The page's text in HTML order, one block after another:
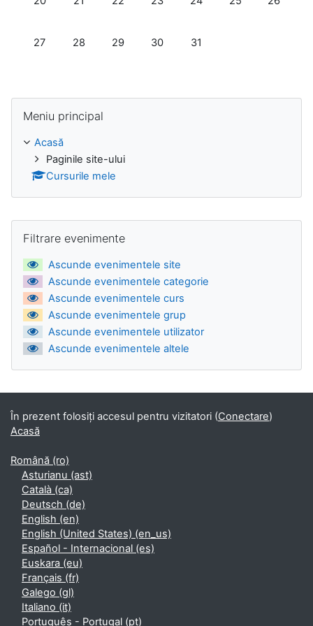
Nu sunt evenimente, luni, 27 iulie
27 Nu sunt evenimente, marți, 28 iulie
28 Nu sunt evenimente, miercuri, 29 iulie
29 Nu sunt evenimente, joi, 30 iulie
30 Nu sunt evenimente,
31
Meniu principal
Acasă
Paginile site-ului
Cursurile mele
Filtrare evenimente
Ascunde evenimentele site
Ascunde evenimentele categorie
Ascunde evenimentele curs
Ascunde evenimentele grup
Ascunde evenimentele utilizator
Ascunde evenimentele altele
În prezent folosiți accesul pentru vizitatori (Conectare)
Acasă
Română ‎(ro)‎
Asturianu ‎(ast)‎
Català ‎(ca)‎
Deutsch ‎(de)‎
English ‎(en)‎
English (United States) ‎(en_us)‎
Español - Internacional ‎(es)‎
Euskara ‎(eu)‎
Français ‎(fr)‎
Galego ‎(gl)‎
Italiano ‎(it)‎
Português - Portugal ‎(pt)‎